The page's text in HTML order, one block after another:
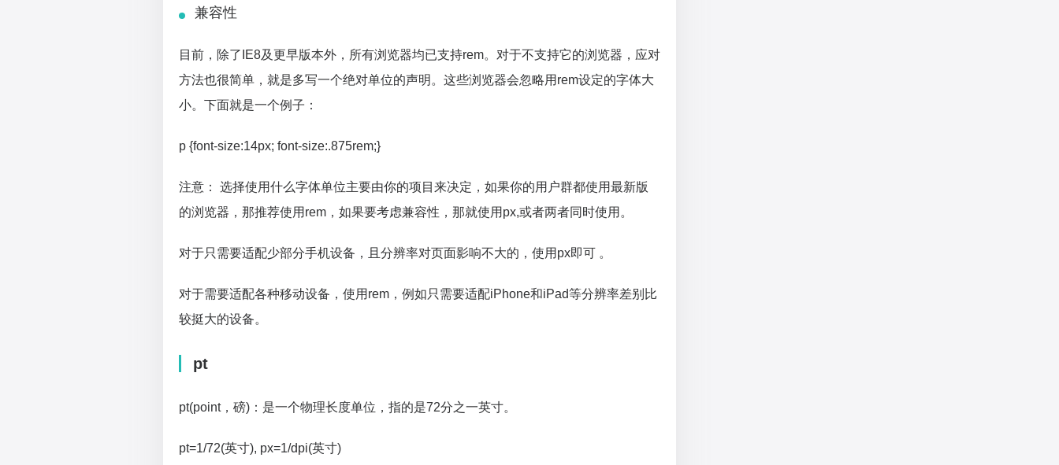
兼容性
目前，除了IE8及更早版本外，所有浏览器均已支持rem。对于不支持它的浏览器，应对
方法也很简单，就是多写一个绝对单位的声明。这些浏览器会忽略用rem设定的字体大
小。下面就是一个例子：
p {font-size:14px; font-size:.875rem;}
注意： 选择使用什么字体单位主要由你的项目来决定，如果你的用户群都使用最新版
的浏览器，那推荐使用rem，如果要考虑兼容性，那就使用px,或者两者同时使用。
对于只需要适配少部分手机设备，且分辨率对页面影响不大的，使用px即可 。
对于需要适配各种移动设备，使用rem，例如只需要适配iPhone和iPad等分辨率差别比
较挺大的设备。
pt
pt(point，磅)：是一个物理长度单位，指的是72分之一英寸。
pt=1/72(英寸), px=1/dpi(英寸)